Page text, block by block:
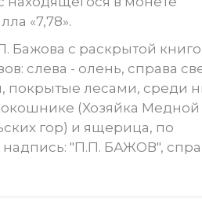
«7,78».
Бажова с раскрытой
слева - олень, справа
покрытые лесами, среди
(Хозяйка Медной
гор) и ящерица, по
надпись: "П.П. БАЖОВ",